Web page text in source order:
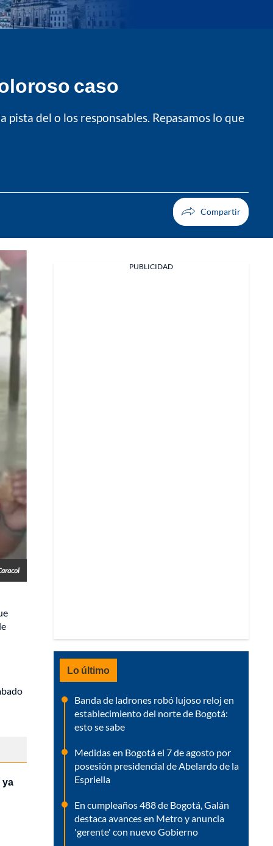
caso
del o los responsables. Repasamos lo que
ya
PUBLICIDAD
Lo último
Banda de ladrones robó lujoso reloj en
establecimiento del norte de Bogotá:
esto se sabe
Medidas en Bogotá el 7 de agosto por
posesión presidencial de Abelardo de la
Espriella
En cumpleaños 488 de Bogotá, Galán
destaca avances en Metro y anuncia
'gerente' con nuevo Gobierno